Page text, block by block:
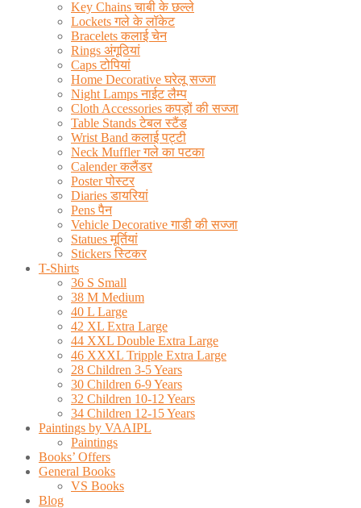
Key Chains चाबी के छल्ले
Lockets गले के लॉकेट
Bracelets कलाई चेन
Rings अंगूठियां
Caps टोपियां
Home Decorative घरेलू सज्जा
Night Lamps नाईट लैम्प
Cloth Accessories कपड़ों की सज्जा
Table Stands टेबल स्टैंड
Wrist Band कलाई पट्टी
Neck Muffler गले का पटका
Calender कलैंडर
Poster पोस्टर
Diaries डायरियां
Pens पैन
Vehicle Decorative गाडी की सज्जा
Statues मूर्तियां
Stickers स्टिकर
T-Shirts
36 S Small
38 M Medium
40 L Large
42 XL Extra Large
44 XXL Double Extra Large
46 XXXL Tripple Extra Large
28 Children 3-5 Years
30 Children 6-9 Years
32 Children 10-12 Years
34 Children 12-15 Years
Paintings by VAAIPL
Paintings
Books’ Offers
General Books
VS Books
Blog